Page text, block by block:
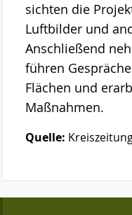
sichten die
Luftbilder und
Anschließend
führen
Flächen und
Maßnahmen.
Quelle: